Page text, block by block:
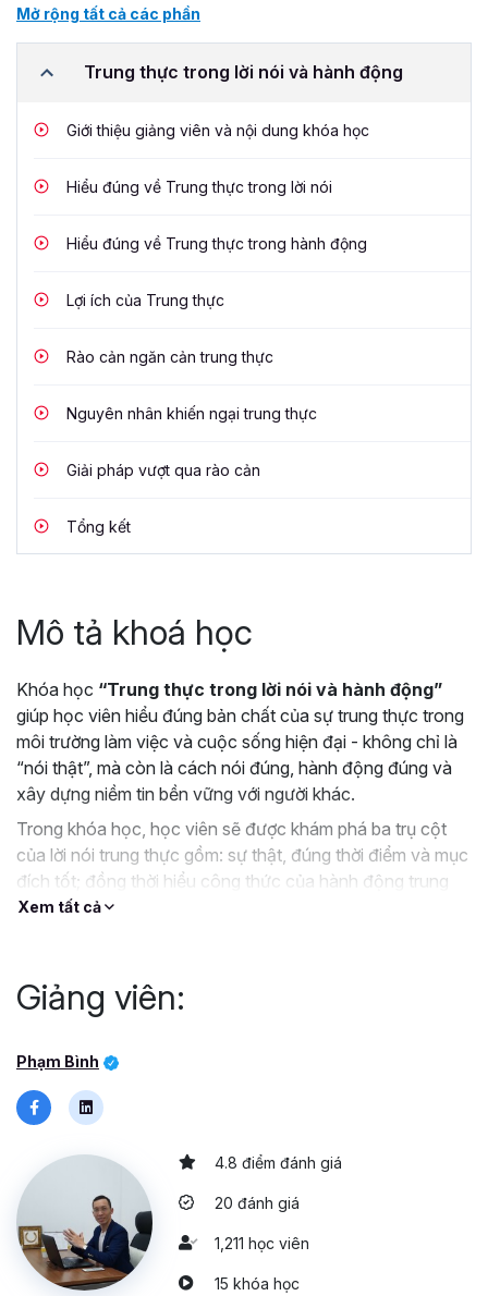
Mở rộng tất cả các phần
Trung thực trong lời nói và hành động
Giới thiệu giảng viên và nội dung khóa học
Hiểu đúng về Trung thực trong lời nói
Hiểu đúng về Trung thực trong hành động
Lợi ích của Trung thực
Rào cản ngăn cản trung thực
Nguyên nhân khiến ngại trung thực
Giải pháp vượt qua rào cản
Tổng kết
Mô tả khoá học
Khóa học “Trung thực trong lời nói và hành động”
giúp học viên hiểu đúng bản chất của sự trung thực trong
môi trường làm việc và cuộc sống hiện đại - không chỉ là
“nói thật”, mà còn là cách nói đúng, hành động đúng và
xây dựng niềm tin bền vững với người khác.
Trong khóa học, học viên sẽ được khám phá ba trụ cột
của lời nói trung thực gồm: sự thật, đúng thời điểm và mục
đích tốt; đồng thời hiểu công thức của hành động trung
thực là “Làm đúng - Báo sớm - Bù đủ”. Không chỉ dừng lại
lực thành tích hay những tổn thương trong quá khứ, từ đó
đưa ra giải pháp thực tế để vượt qua và xây dựng lập
Xem tất cả
Giảng viên:
Phạm Bình
4.8 điểm đánh giá
20 đánh giá
1,211 học viên
15 khóa học